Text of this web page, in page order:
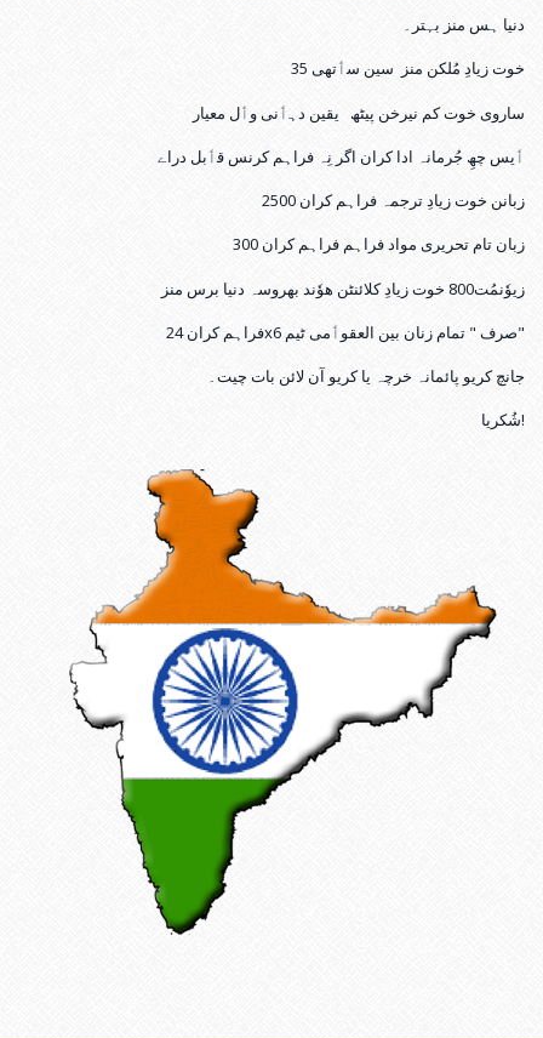
دنیا ہس منز بہتر۔
35 خوت زیادِ مُلکن منز سین سٲتھی
ساروی خوت کم نیرخن پیٹھ یقین دہٲنی وٲل معیار
ٲیس چھِ جُرمانہ ادا کران اگر نِہ فراہم کرنس قٲبل دراے
2500 زبانن خوت زیادِ ترجمہ فراہم کران
300 زبان تام تحریری مواد فراہم فراہم کران
زیوٗنمُت800 خوت زیادِ کلائنٹن ھوٗند بھروسہ دنیا برس منز
فراہم کران 24x6 صرف " تمام زنان بین العقوٲمی ٹیم"
جانچ کریو پائمانہ خرچہ یا کریو آن لائن بات چیت۔
شُکریا!